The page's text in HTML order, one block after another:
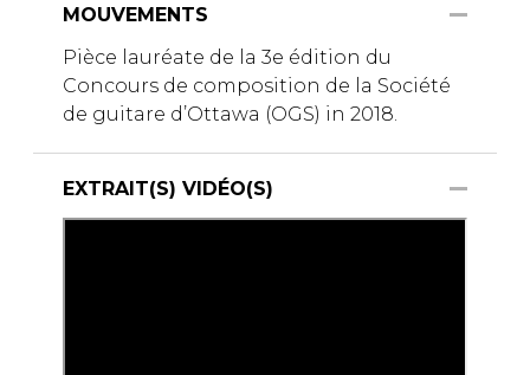
MOUVEMENTS
Pièce lauréate de la 3e édition du
Concours de composition de la Société
de guitare d’Ottawa (OGS) in 2018.
EXTRAIT(S) VIDÉO(S)